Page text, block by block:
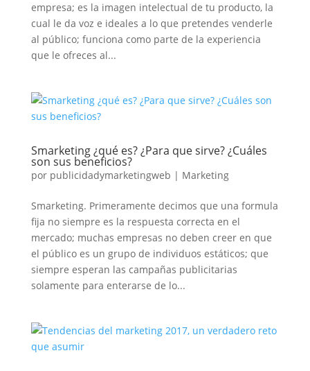
empresa; es la imagen intelectual de tu producto, la
cual le da voz e ideales a lo que pretendes venderle
al público; funciona como parte de la experiencia
que le ofreces al...
Smarketing ¿qué es? ¿Para que sirve? ¿Cuáles
son sus beneficios?
por publicidadymarketingweb | Marketing
Smarketing. Primeramente decimos que una formula
fija no siempre es la respuesta correcta en el
mercado; muchas empresas no deben creer en que
el público es un grupo de individuos estáticos; que
siempre esperan las campañas publicitarias
solamente para enterarse de lo...